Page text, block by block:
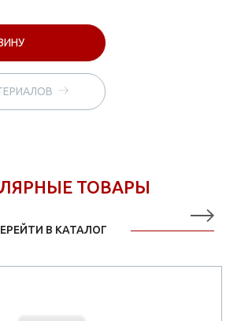
ТОВАРЫ
В КАТАЛОГ